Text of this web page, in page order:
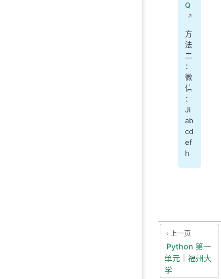
Q
方
法
二
：
微
信
：
Ji
ab
cd
ef
h
上一页
Python 第一
单元｜福州大
学